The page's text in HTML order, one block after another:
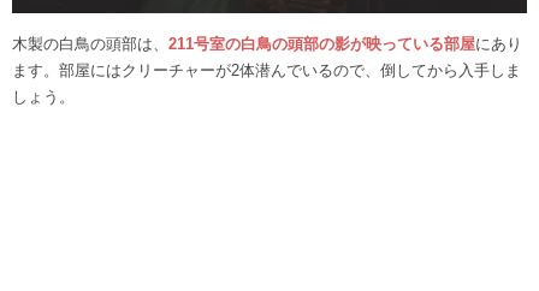
木製の白鳥の頭部は、 211号室の白鳥の頭部の影が映っている部屋にあり
ます。部屋にはクリーチャーが2体潜んでいるので、倒してから入手しま
しょう。